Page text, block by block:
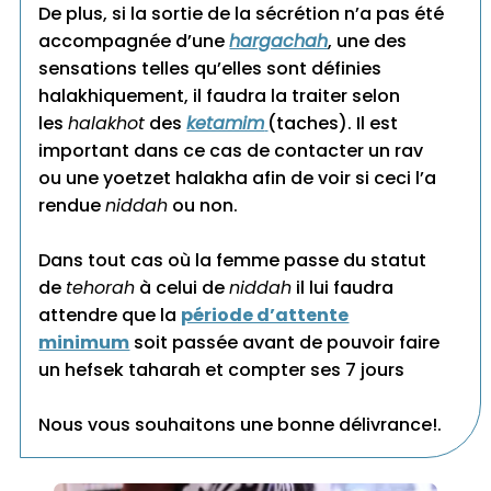
De plus, si la sortie de la sécrétion n’a pas été
accompagnée d’unehargachah, une des
sensations telles qu’elles sont définies
halakhiquement, il faudra la traiter selon
leshalakhot desketamim (taches). Il est
important dans ce cas de contacter un rav
ou une yoetzet halakha afin de voir si ceci l’a
rendueniddah ou non.
Dans tout cas où la femme passe du statut
de tehorah à celui deniddah il lui faudra
attendre que la période d’attente
minimum soit passée avant de pouvoir faire
un hefsek taharah et compter ses 7 jours
Nous vous souhaitons une bonne délivrance!.